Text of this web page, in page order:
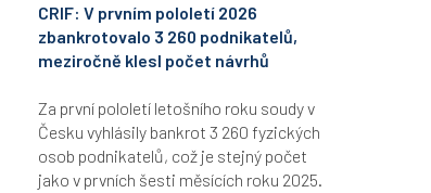
CRIF: V prvním pololetí 2026
zbankrotovalo 3 260 podnikatelů,
meziročně klesl počet návrhů
Za první pololetí letošního roku soudy v
Česku vyhlásily bankrot 3 260 fyzických
osob podnikatelů, což je stejný počet
jako v prvních šesti měsících roku 2025.